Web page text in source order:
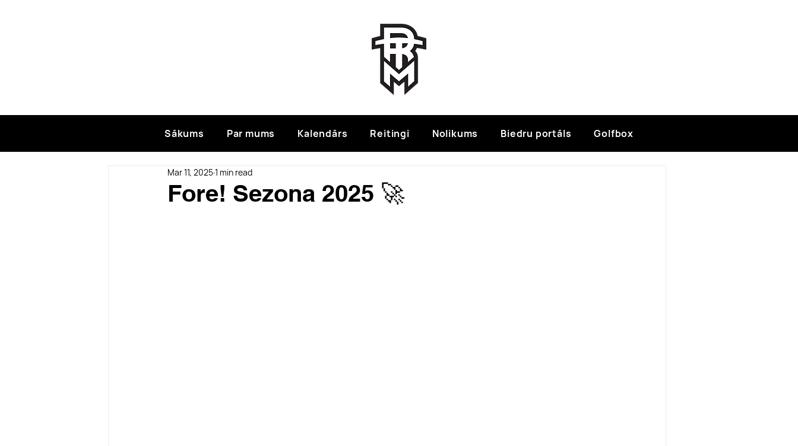
Sākums Par mums Kalendārs Reitingi Nolikums Biedru portāls Golfbox
Fore! Sezona 2025 🚀
Mar 11, 20251 min read